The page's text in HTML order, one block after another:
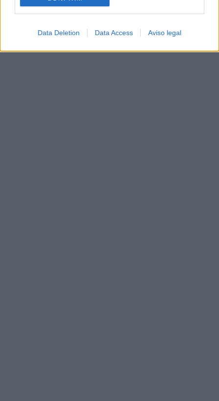
Data Deletion Data Access Aviso legal